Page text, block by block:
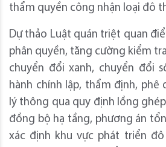
thẩm quyền công nhận loại đô
Dự thảo Luật quán triệt quan
phân quyền, tăng cường kiểm
chuyển đổi xanh, chuyển đổi
hành chính lập, thẩm định, phê
lý thông qua quy định lồng
đồng bộ hạ tầng, phương án
xác định khu vực phát triển